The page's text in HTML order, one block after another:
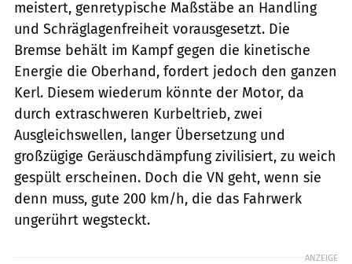
meistert, genretypische Maßstäbe an Handling
und Schräglagenfreiheit vorausgesetzt. Die
Bremse behält im Kampf gegen die kinetische
Energie die Oberhand, fordert jedoch den ganzen
Kerl. Diesem wiederum könnte der Motor, da
durch extraschweren Kurbeltrieb, zwei
Ausgleichswellen, langer Übersetzung und
großzügige Geräuschdämpfung zivilisiert, zu weich
gespült erscheinen. Doch die VN geht, wenn sie
denn muss, gute 200 km/h, die das Fahrwerk
ungerührt wegsteckt.
ANZEIGE